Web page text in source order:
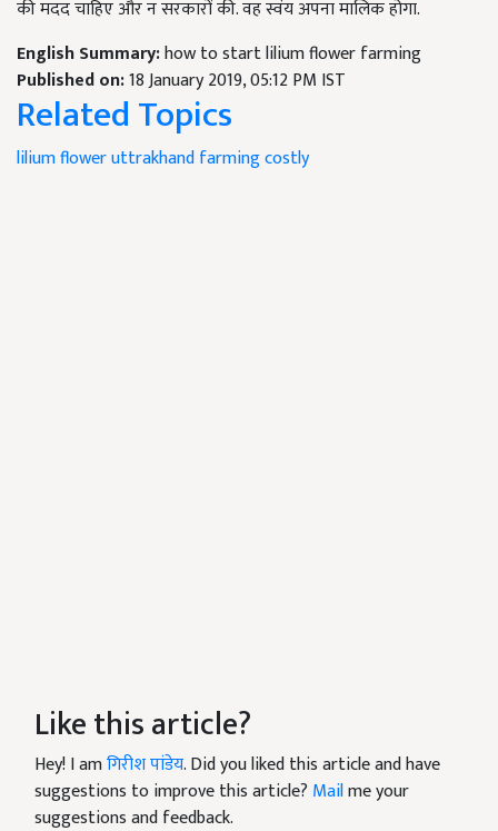
की मदद चाहिए और न सरकारों की. वह स्वंय अपना मालिक होगा.
English Summary:how to start lilium flower farming
Published on:18 January 2019, 05:12 PM IST
Related Topics
lilium floweruttrakhandfarmingcostly
Like this article?
Hey! I amगिरीश पांडेय. Did you liked this article and have
suggestions to improve this article? Mailme your
suggestions and feedback.